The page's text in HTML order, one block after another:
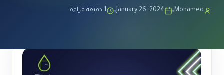
Mohamed
January 26, 2024 1 دقيقة قراءة